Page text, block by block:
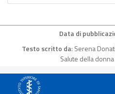
Data di
Testo scritto da: Serena
Salute della